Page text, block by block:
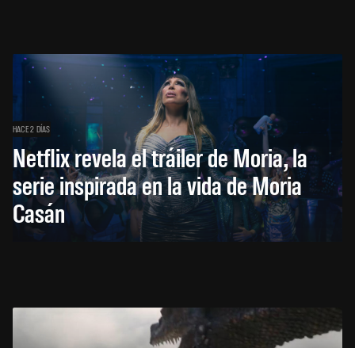
HACE 2 DÍAS
Netflix revela el tráiler de Moria, la
serie inspirada en la vida de Moria
Casán